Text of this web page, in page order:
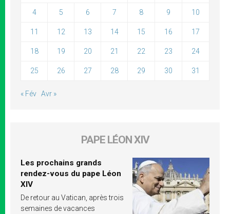
4 5 6 7 8 9 10
11 12 13 14 15 16 17
18 19 20 21 22 23 24
25 26 27 28 29 30 31
« Fév Avr »
PAPE LÉON XIV
Les prochains grands
rendez-vous du pape Léon
XIV
De retour au Vatican, après trois
semaines de vacances